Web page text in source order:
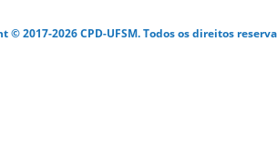
© 2017-2026 CPD-UFSM. Todos os direitos